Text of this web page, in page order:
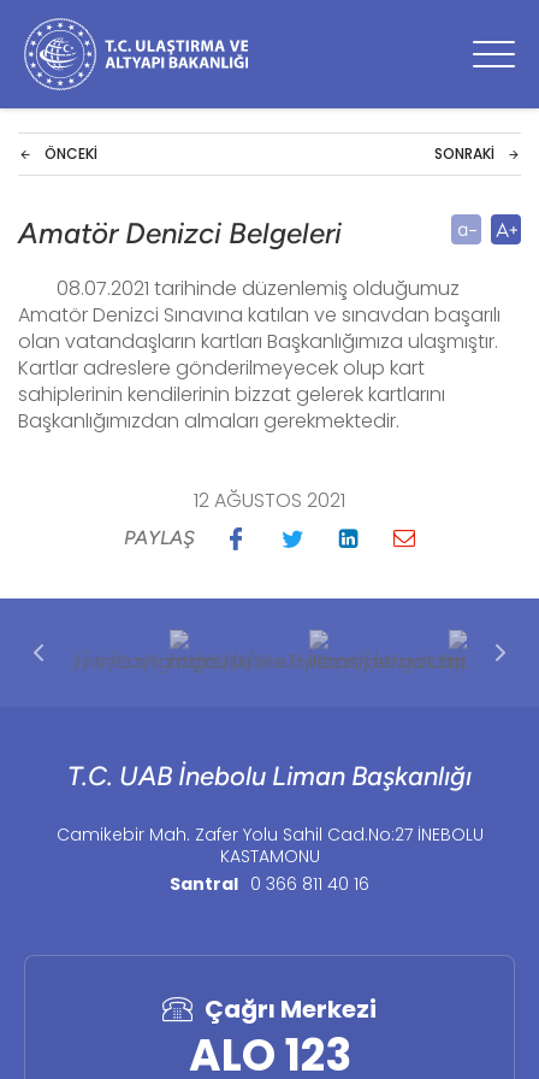
ÖNCEKI SONRAKI
Amatör Denizci Belgeleri
08.07.2021 tarihinde düzenlemiş olduğumuz
Amatör Denizci Sınavına katılan ve sınavdan başarılı
olan vatandaşların kartları Başkanlığımıza ulaşmıştır.
Kartlar adreslere gönderilmeyecek olup kart
sahiplerinin kendilerinin bizzat gelerek kartlarını
Başkanlığımızdan almaları gerekmektedir.
12 AĞUSTOS 2021
PAYLAŞ
T.C. UAB İnebolu Liman Başkanlığı
Camikebir Mah. Zafer Yolu Sahil Cad.No:27 İNEBOLU
KASTAMONU
Santral 0 366 811 40 16
Çağrı Merkezi
ALO 123